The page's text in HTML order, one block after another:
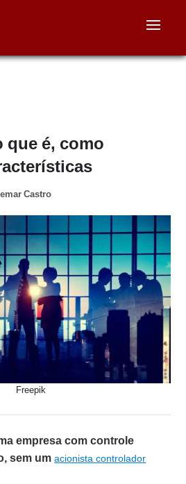
que é, como
Castro
Freepik
empresa com controle
sem umacionista controlador